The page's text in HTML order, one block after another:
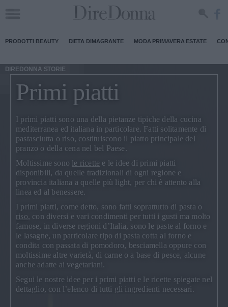
PRODOTTI BEAUTY DIETA DIMAGRANTE MODA PRIMAVERA ESTATE
DIREDONNA STORIE
Primi piatti
I primi piatti sono una della pietanze tipiche della cucina
mediterranea ed italiana in particolare. Fatti solitamente di
pastasciutta o riso, costituiscono il piatto principale del
pranzo o della cena nel bel Paese.
Moltissime sono le ricette e le idee di primi piatti
disponibili, da quelle tradizionali di ogni regione e
provincia italiana a quelle più light, per chi è attento alla
linea ed al benessere.
I primi piatti, come detto, sono fatti soprattutto di pasta o
riso, con diversi e vari condimenti per tutti i gusti ma molto
famose, in diverse regioni d’Italia, sono le paste al forno e
le lasagne, un particolare tipo di pasta cotta al forno e
condita con passata di pomodoro, besciamella oppure con
moltissime altre varietà, di carne o a base di pesce, alcune
anche adatte ai vegetariani.
Segui le nostre idee per i primi piatti e le ricette spiegate nel
dettaglio, con l’elenco di tutti gli ingredienti necessari.